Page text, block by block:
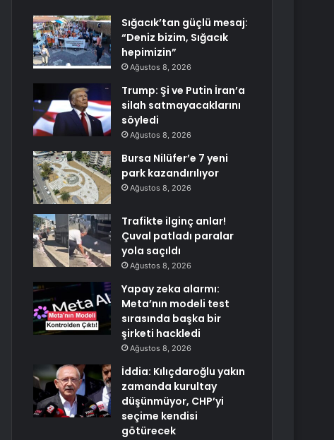
Sığacık’tan güçlü mesaj:
“Deniz bizim, Sığacık
hepimizin”
Ağustos 8, 2026
Trump: Şi ve Putin İran’a
silah satmayacaklarını
söyledi
Ağustos 8, 2026
Bursa Nilüfer’e 7 yeni
park kazandırılıyor
Ağustos 8, 2026
Trafikte ilginç anlar!
Çuval patladı paralar
yola saçıldı
Ağustos 8, 2026
Yapay zeka alarmı:
Meta’nın modeli test
sırasında başka bir
şirketi hackledi
Ağustos 8, 2026
İddia: Kılıçdaroğlu yakın
zamanda kurultay
düşünmüyor, CHP’yi
seçime kendisi
götürecek